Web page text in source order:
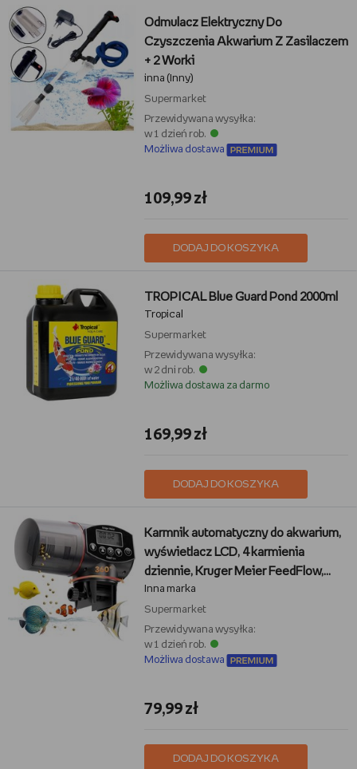
Odmulacz Elektryczny Do
Czyszczenia Akwarium Z Zasilaczem
+ 2 Worki
inna (Inny)
Supermarket
Przewidywana wysyłka:
w 1 dzień rob.
Możliwa dostawa
109,99 zł
DODAJ DO KOSZYKA
TROPICAL Blue Guard Pond 2000ml
Tropical
Supermarket
Przewidywana wysyłka:
w 2 dni rob.
Możliwa dostawa za darmo
169,99 zł
DODAJ DO KOSZYKA
Karmnik automatyczny do akwarium,
wyświetlacz LCD, 4 karmienia
dziennie, Kruger Meier FeedFlow,
200ML
Inna marka
Supermarket
Przewidywana wysyłka:
w 1 dzień rob.
Możliwa dostawa
79,99 zł
DODAJ DO KOSZYKA